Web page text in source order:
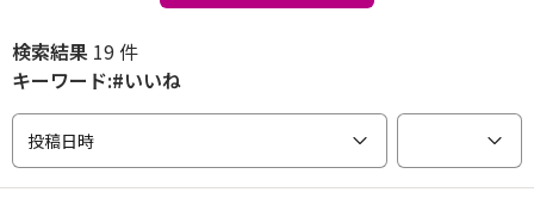
検索結果 19 件
キーワード:#いいね
投稿日時